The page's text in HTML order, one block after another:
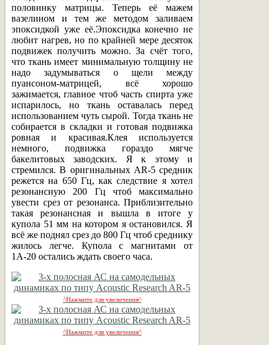
половинку матрицы. Теперь её мажем
вазелином и тем же методом заливаем
эпоксидкой уже её.Эпоксидка конечно не
любит нагрев, но по крайней мере десяток
подвижек получить можно. За счёт того,
что ткань имеет минимальную толщину не
надо задумываться о щели между
пуансоном-матрицей, всё хорошо
зажимается, главное чтоб часть спирта уже
испарилось, но ткань оставалась перед
использованием чуть сырой. Тогда ткань не
собирается в складки и готовая подвижка
ровная и красивая.Клея используется
немного, подвижка гораздо мягче
бакелитовых заводских. Я к этому и
стремился. В оригинальных AR-5 средник
режется на 650 Гц, как следствие я хотел
резонансную 200 Гц чтоб максимально
увести срез от резонанса. Приблизительно
такая резонансная и вышла в итоге у
купола 51 мм на котором я остановился. Я
всё же поднял срез до 800 Гц чтоб среднику
жилось легче. Купола с магнитами от
1А-20 остались ждать своего часа.
^Нажмите для увеличения^
^Нажмите для увеличения^